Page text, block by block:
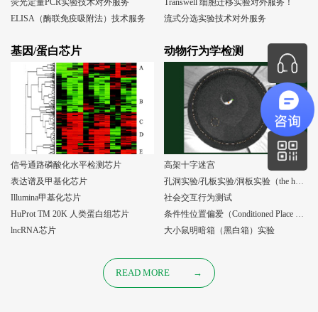
荧光定量PCR实验技术对外服务
ELISA（酶联免疫吸附法）技术服务
Transwell 细胞迁移实验对外服务！
流式分选实验技术对外服务
基因/蛋白芯片
信号通路磷酸化水平检测芯片
表达谱及甲基化芯片
Illumina甲基化芯片
HuProt TM 20K 人类蛋白组芯片
lncRNA芯片
动物行为学检测
高架十字迷宫
孔洞实验/孔板实验/洞板实验（the holeboard test）
社会交互行为测试
条件性位置偏爱（Conditioned Place Preference, CPP）实验
大小鼠明暗箱（黑白箱）实验
READ MORE →